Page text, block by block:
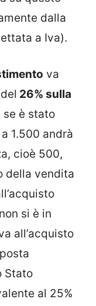
dalla
a Iva).
va
26% sulla
se è stato
1.500 andrà
cioè 500,
della vendita
si è in
all’acquisto
Stato
al 25%